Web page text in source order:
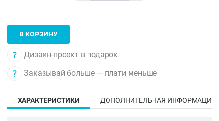
В КОРЗИНУ
Дизайн-проект в подарок
Заказывай больше — плати меньше
ХАРАКТЕРИСТИКИ ДОПОЛНИТЕЛЬНАЯ ИНФОРМАЦИЯ